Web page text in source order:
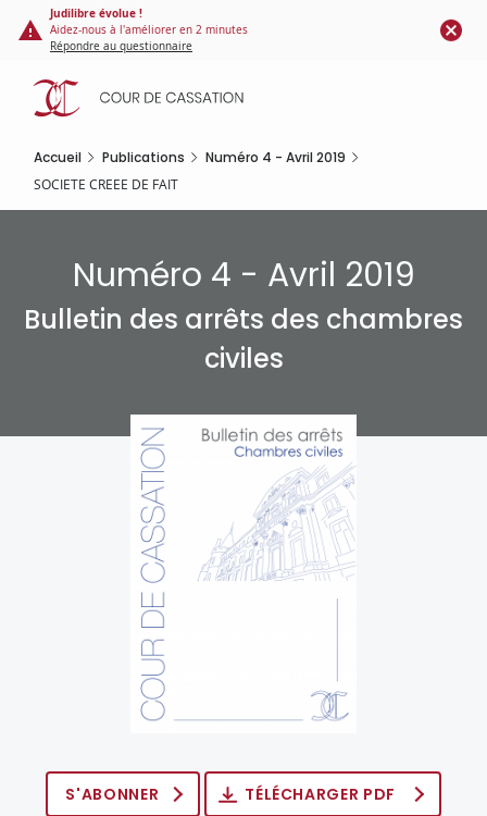
Panneau de gestion des cookies
contenu
principal
Judilibre évolue !
Aidez-nous à l'améliorer en 2 minutes
Répondre au questionnaire
Accueil Publications Numéro 4 - Avril 2019
SOCIETE CREEE DE FAIT
Numéro 4 - Avril 2019
Bulletin des arrêts des chambres
civiles
S'ABONNER TÉLÉCHARGER PDF